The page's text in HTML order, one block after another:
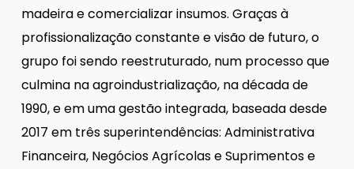
madeira e comercializar insumos. Graças à
profissionalização constante e visão de futuro, o
grupo foi sendo reestruturado, num processo que
culmina na agroindustrialização, na década de
1990, e em uma gestão integrada, baseada desde
2017 em três superintendências: Administrativa
Financeira, Negócios Agrícolas e Suprimentos e